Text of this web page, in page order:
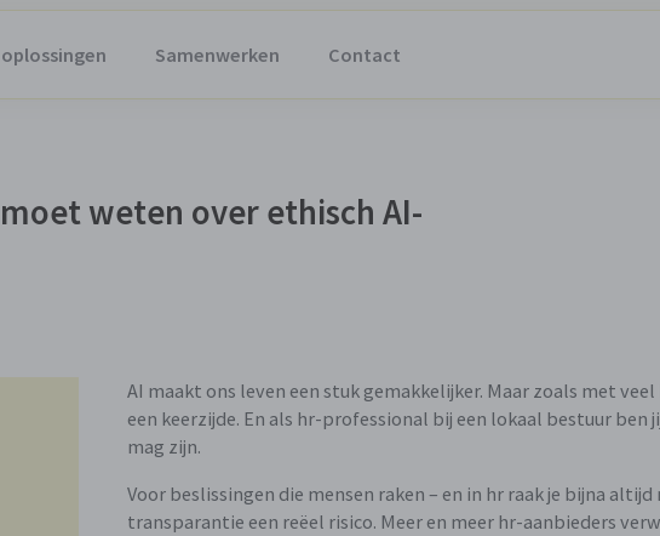
Samenwerken Contact
weten over ethisch AI-
AI maakt ons leven een stuk gemakkelijker. Maar zoals met
een keerzijde. En als hr-professional bij een lokaal bestuur ben
mag zijn.
Voor beslissingen die mensen raken – en in hr raak je bijna
transparantie een reëel risico. Meer en meer hr-aanbieders